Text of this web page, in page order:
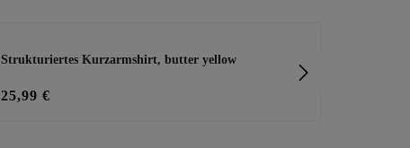
Strukturiertes Kurzarmshirt, butter yellow
25,99 €